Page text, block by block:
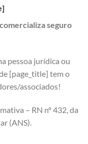
seguro
pessoa jurídica ou
[page_title] tem o
associados!
– RN nº 432, da
(ANS).